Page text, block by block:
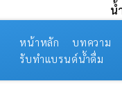
น้
หน้าหลัก บทความ
รับทำแบรนด์น้ำดื่ม